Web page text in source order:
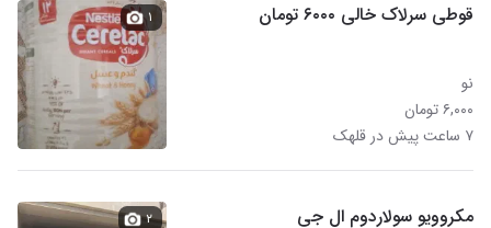
قوطی سرلاک خالی ۶۰۰۰ تومان
نو
۶,۰۰۰ تومان
۷ ساعت پیش در قلهک
۱
مکروویو سولاردوم ال جی ۲